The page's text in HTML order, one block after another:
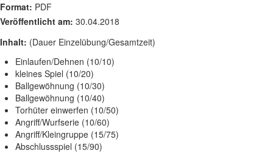
Format: PDF
Veröffentlicht am: 30.04.2018
Inhalt: (Dauer Einzelübung/Gesamtzeit)
Einlaufen/Dehnen (10/10)
kleines Spiel (10/20)
Ballgewöhnung (10/30)
Ballgewöhnung (10/40)
Torhüter einwerfen (10/50)
Angriff/Wurfserie (10/60)
Angriff/Kleingruppe (15/75)
Abschlussspiel (15/90)